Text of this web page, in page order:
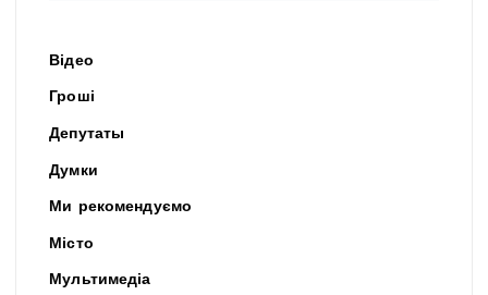
Відео
Гроші
Депутаты
Думки
Ми рекомендуємо
Місто
Мультимедіа